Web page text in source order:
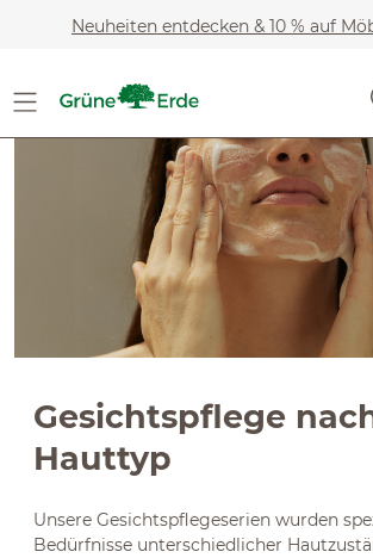
Zum Hauptinhalt springen
Neuheiten entdecken & 10 % auf
Gesichtspflege
Hauttyp
Unsere Gesichtspflegeserien wurden
Bedürfnisse unterschiedlicher